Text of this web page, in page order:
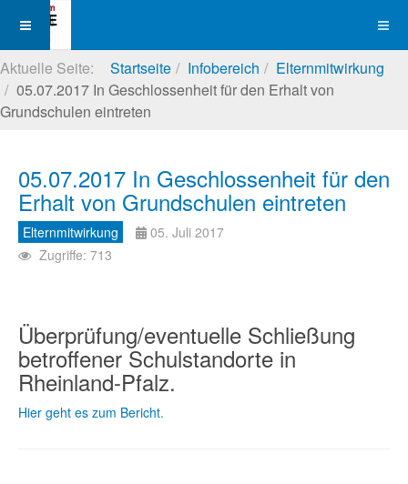
Aktuelle Seite: Startseite Infobereich
Elternmitwirkung
05.07.2017 In Geschlossenheit für den Erhalt von
Grundschulen eintreten
05.07.2017 In Geschlossenheit für den
Erhalt von Grundschulen eintreten
Elternmitwirkung
05. Juli 2017
Zugriffe: 713
Überprüfung/eventuelle Schließung
betroffener Schulstandorte in
Rheinland-Pfalz.
Hier geht es zum Bericht.